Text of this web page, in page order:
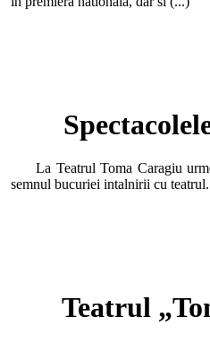
La Teatrul Toma Caragiu
semnul bucuriei intalnirii cu
Teatrul